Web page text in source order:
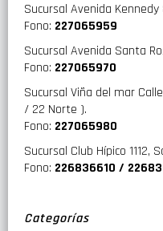
Sucursal Avenida
Fono: 227065959
Sucursal Avenida Santa
Fono: 227065970
Sucursal Viña del mar
/ 22 Norte ).
Fono: 227065980
Sucursal Club Hípico 1112,
Fono: 226836610 /
Categorías